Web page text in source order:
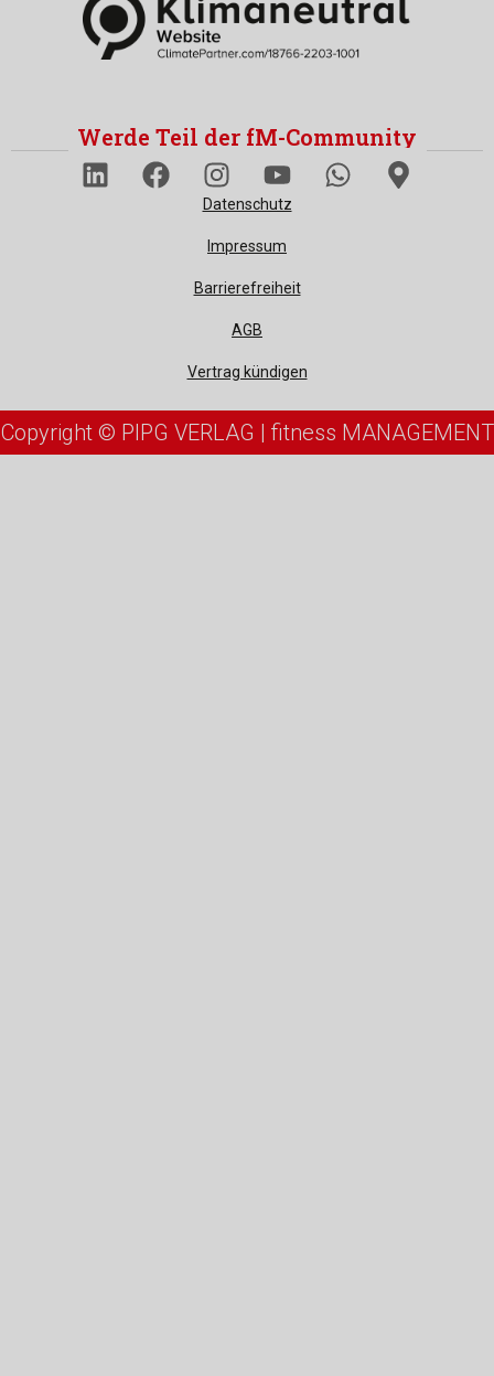
Werde Teil der fM-Community
Datenschutz
Impressum
Barrierefreiheit
AGB
Vertrag kündigen
Copyright © PIPG VERLAG | fitness MANAGEMENT